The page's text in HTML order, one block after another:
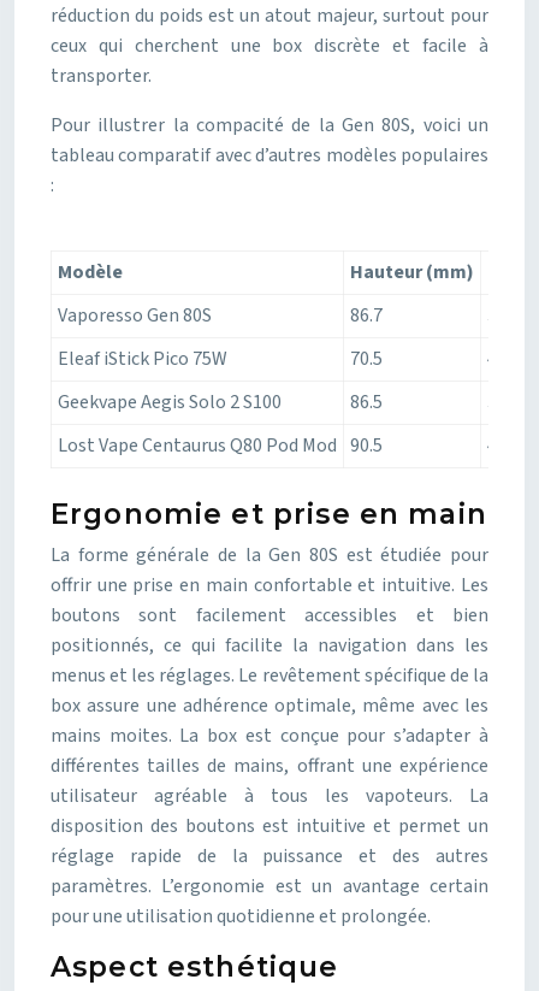
réduction du poids est un atout majeur, surtout pour
ceux qui cherchent une box discrète et facile à
transporter.
Pour illustrer la compacité de la Gen 80S, voici un
tableau comparatif avec d’autres modèles populaires
:
Modèle Hauteur (mm)
Vaporesso Gen 80S
86.7
34
Eleaf iStick Pico 75W
70.5
45
Geekvape Aegis Solo 2 S100
86.5
39.6
Lost Vape Centaurus Q80 Pod Mod 90.5 40
Ergonomie et prise en main
La forme générale de la Gen 80S est étudiée pour
offrir une prise en main confortable et intuitive. Les
boutons sont facilement accessibles et bien
positionnés, ce qui facilite la navigation dans les
menus et les réglages. Le revêtement spécifique de la
box assure une adhérence optimale, même avec les
mains moites. La box est conçue pour s’adapter à
différentes tailles de mains, offrant une expérience
utilisateur agréable à tous les vapoteurs. La
disposition des boutons est intuitive et permet un
réglage rapide de la puissance et des autres
paramètres. L’ergonomie est un avantage certain
pour une utilisation quotidienne et prolongée.
Aspect esthétique